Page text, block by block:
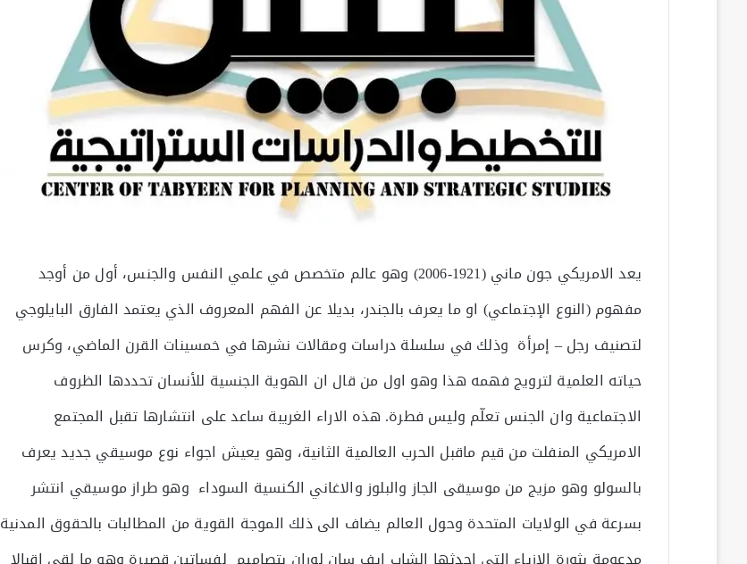
يعد الامريكي جون ماني (1921-2006) وهو عالم متخصص في علمي النفس والجنس، أول من أوجد
مفهوم (النوع الإجتماعي) او ما يعرف بالجندر، بديلا عن الفهم المعروف الذي يعتمد الفارق البايلوجي
لتصنيف رجل – إمرأة وذلك في سلسلة دراسات ومقالات نشرها في خمسينات القرن الماضي، وكرس
حياته العلمية لترويج فهمه هذا وهو اول من قال ان الهوية الجنسية للأنسان تحددها الظروف
الاجتماعية وان الجنس تعلّم وليس فطرة. هذه الاراء الغريبة ساعد على انتشارها تقبل المجتمع
الامريكي المنفلت من قيم ماقبل الحرب العالمية الثانية، وهو يعيش اجواء نوع موسيقي جديد يعرف
بالسولو وهو مزيج من موسيقى الجاز والبلوز والاغاني الكنسية السوداء وهو طراز موسيقي انتشر
بسرعة في الولايات المتحدة وحول العالم يضاف الى ذلك الموجة القوية من المطالبات بالحقوق المدنية